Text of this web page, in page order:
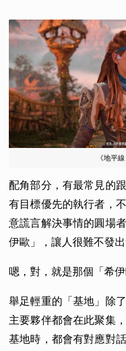
《地平
配角部分，有最常見的
有目標優先的執行者，
意謊言解決事情的圓場
伊歐」，讓人很難不發出
嗯，對，就是那個「希伊
舉足輕重的「基地」除
主要夥伴都會在此聚集
基地時，都會有對應對